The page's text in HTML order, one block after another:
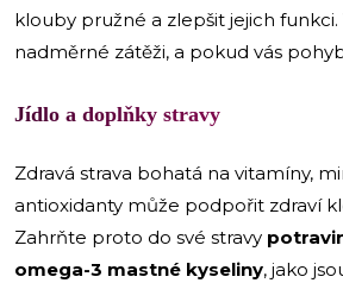
klouby pružné a zlepšit jejich funkci.
nadměrné zátěži, a pokud vás
Jídlo a doplňky stravy
Zdravá strava bohatá na vitamíny,
antioxidanty může podpořit zdraví
Zahrňte proto do své stravy
omega-3 mastné kyseliny, jako